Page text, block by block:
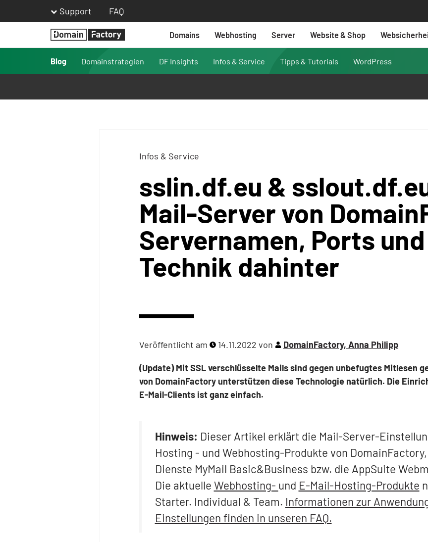
Support FAQ
Homepage
Domains Webhosting Server Website & Shop
Blog
Domainstrategien DF Insights Infos & Service Tipps & Tutorials WordPress
Infos & Service
sslin.df.eu &
Mail-Server von
Servernamen, Ports
Technik dahinter
Veröffentlicht am 14.11.2022 von DomainFactory, Anna Philipp
(Update) Mit SSL verschlüsselte Mails sind gegen unbefugtes Mitlesen
von DomainFactory unterstützen diese Technologie natürlich. Die
E-Mail-Clients ist ganz einfach.
Hinweis: Dieser Artikel erklärt die Mail-Server-
Hosting - und Webhosting-Produkte von
Dienste MyMail Basic&Business bzw. die AppSuite
Die aktuelle Webhosting- und E-Mail-Hosting-Produkte
Starter. Individual & Team. Informationen zur
Einstellungen finden in unseren FAQ.